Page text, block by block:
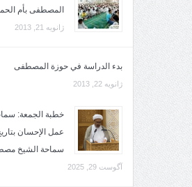
المصطفى بأم
ژانویه 21, 2013
بدء الدراسة في حوزة المصطفى
ژانویه 22, 2013
سماحة الشيخ
آگوست 29, 2025